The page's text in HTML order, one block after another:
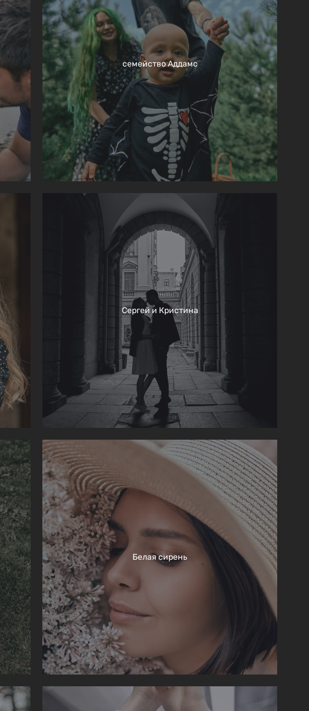
семейство Аддамс
Сергей и Кристина
Белая сирень